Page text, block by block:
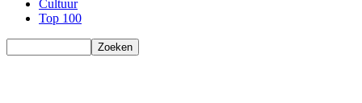
Cultuur
Top 100